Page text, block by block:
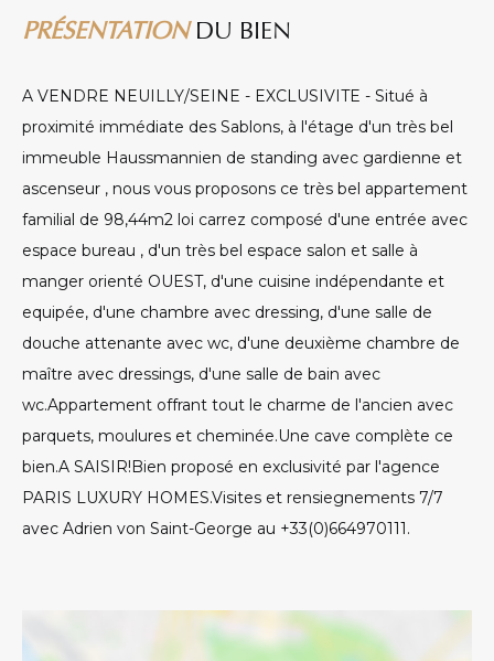
PRÉSENTATIONDU BIEN
A VENDRE NEUILLY/SEINE - EXCLUSIVITE - Situé à
proximité immédiate des Sablons, à l'étage d'un très bel
immeuble Haussmannien de standing avec gardienne et
ascenseur , nous vous proposons ce très bel appartement
familial de 98,44m2 loi carrez composé d'une entrée avec
espace bureau , d'un très bel espace salon et salle à
manger orienté OUEST, d'une cuisine indépendante et
equipée, d'une chambre avec dressing, d'une salle de
douche attenante avec wc, d'une deuxième chambre de
maître avec dressings, d'une salle de bain avec
wc.Appartement offrant tout le charme de l'ancien avec
parquets, moulures et cheminée.Une cave complète ce
bien.A SAISIR!Bien proposé en exclusivité par l'agence
PARIS LUXURY HOMES.Visites et rensiegnements 7/7
avec Adrien von Saint-George au +33(0)664970111.